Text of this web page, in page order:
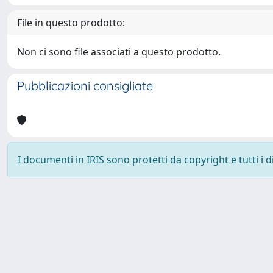
File in questo prodotto:
Non ci sono file associati a questo prodotto.
Pubblicazioni consigliate
I documenti in IRIS sono protetti da copyright e tutti i